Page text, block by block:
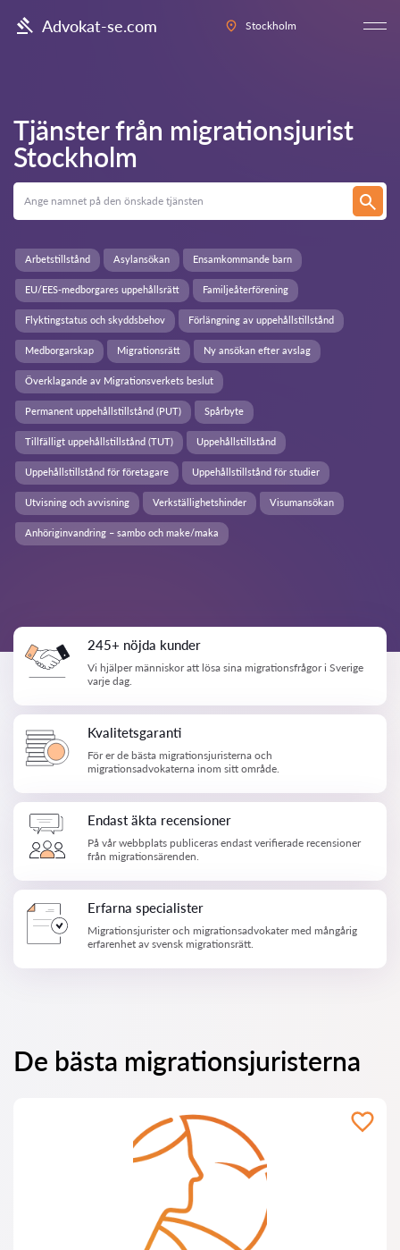
Advokat-se.com Stockholm
Tjänster från migrationsjurist
Stockholm
Anhöriginvandring – sambo och make/maka
Arbetstillstånd Asylansökan Ensamkommande barn
EU/EES-medborgares uppehållsrätt Familjeåterförening
Flyktingstatus och skyddsbehov Förlängning av uppehållstillstånd
Medborgarskap Migrationsrätt Ny ansökan efter avslag
Överklagande av Migrationsverkets beslut
Permanent uppehållstillstånd (PUT) Spårbyte
Tillfälligt uppehållstillstånd (TUT) Uppehållstillstånd
Uppehållstillstånd för företagare Uppehållstillstånd för studier
Utvisning och avvisning Verkställighetshinder Visumansökan
245+ nöjda kunder
Vi hjälper människor att lösa sina migrationsfrågor i Sverige
varje dag.
Kvalitetsgaranti
För er de bästa migrationsjuristerna och
migrationsadvokaterna inom sitt område.
Endast äkta recensioner
På vår webbplats publiceras endast verifierade recensioner
från migrationsärenden.
Erfarna specialister
Migrationsjurister och migrationsadvokater med mångårig
erfarenhet av svensk migrationsrätt.
De bästa migrationsjuristerna